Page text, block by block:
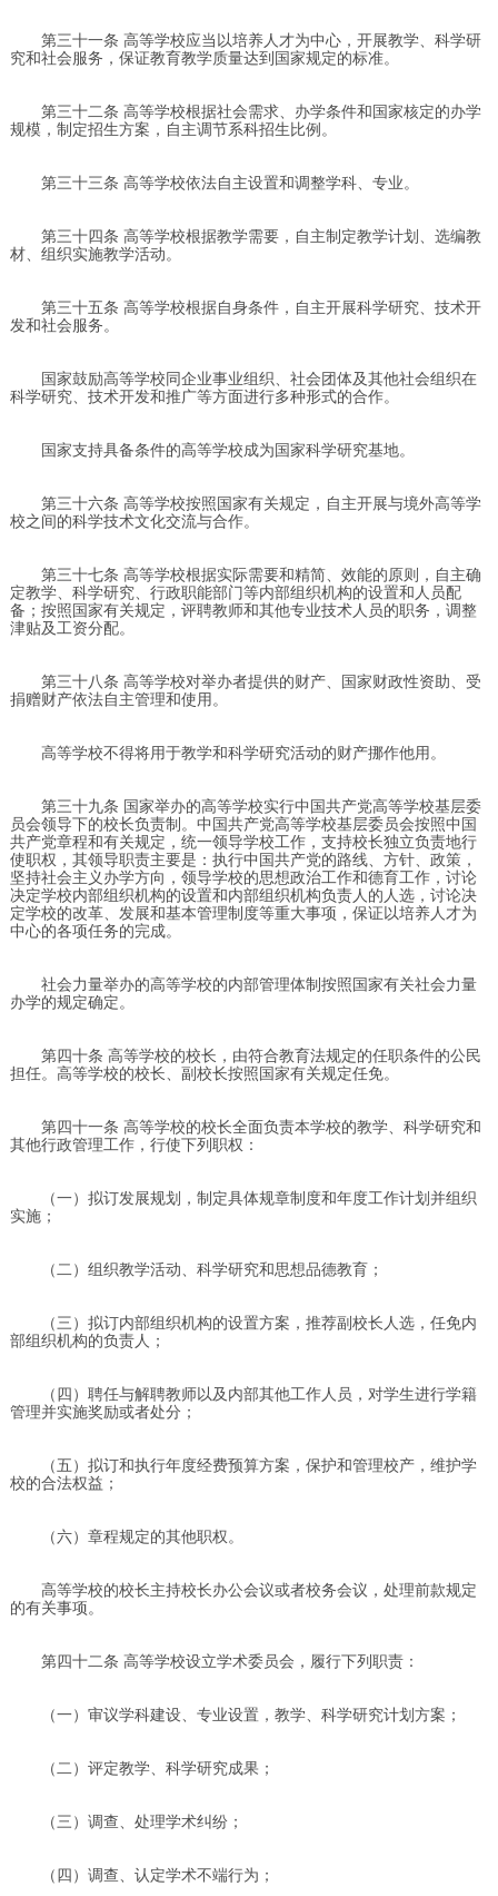
第三十一条 高等学校应当以培养人才为中心，开展教学、科学研
究和社会服务，保证教育教学质量达到国家规定的标准。
第三十二条 高等学校根据社会需求、办学条件和国家核定的办学
规模，制定招生方案，自主调节系科招生比例。
第三十三条 高等学校依法自主设置和调整学科、专业。
第三十四条 高等学校根据教学需要，自主制定教学计划、选编教
材、组织实施教学活动。
第三十五条 高等学校根据自身条件，自主开展科学研究、技术开
发和社会服务。
国家鼓励高等学校同企业事业组织、社会团体及其他社会组织在
科学研究、技术开发和推广等方面进行多种形式的合作。
国家支持具备条件的高等学校成为国家科学研究基地。
第三十六条 高等学校按照国家有关规定，自主开展与境外高等学
校之间的科学技术文化交流与合作。
第三十七条 高等学校根据实际需要和精简、效能的原则，自主确
定教学、科学研究、行政职能部门等内部组织机构的设置和人员配
备；按照国家有关规定，评聘教师和其他专业技术人员的职务，调整
津贴及工资分配。
第三十八条 高等学校对举办者提供的财产、国家财政性资助、受
捐赠财产依法自主管理和使用。
高等学校不得将用于教学和科学研究活动的财产挪作他用。
第三十九条 国家举办的高等学校实行中国共产党高等学校基层委
员会领导下的校长负责制。中国共产党高等学校基层委员会按照中国
共产党章程和有关规定，统一领导学校工作，支持校长独立负责地行
使职权，其领导职责主要是：执行中国共产党的路线、方针、政策，
坚持社会主义办学方向，领导学校的思想政治工作和德育工作，讨论
决定学校内部组织机构的设置和内部组织机构负责人的人选，讨论决
定学校的改革、发展和基本管理制度等重大事项，保证以培养人才为
中心的各项任务的完成。
社会力量举办的高等学校的内部管理体制按照国家有关社会力量
办学的规定确定。
第四十条 高等学校的校长，由符合教育法规定的任职条件的公民
担任。高等学校的校长、副校长按照国家有关规定任免。
第四十一条 高等学校的校长全面负责本学校的教学、科学研究和
其他行政管理工作，行使下列职权：
（一）拟订发展规划，制定具体规章制度和年度工作计划并组织
实施；
（二）组织教学活动、科学研究和思想品德教育；
（三）拟订内部组织机构的设置方案，推荐副校长人选，任免内
部组织机构的负责人；
（四）聘任与解聘教师以及内部其他工作人员，对学生进行学籍
管理并实施奖励或者处分；
（五）拟订和执行年度经费预算方案，保护和管理校产，维护学
校的合法权益；
（六）章程规定的其他职权。
高等学校的校长主持校长办公会议或者校务会议，处理前款规定
的有关事项。
第四十二条 高等学校设立学术委员会，履行下列职责：
（一）审议学科建设、专业设置，教学、科学研究计划方案；
（二）评定教学、科学研究成果；
（三）调查、处理学术纠纷；
（四）调查、认定学术不端行为；